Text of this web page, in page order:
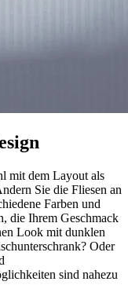
mit dem Layout als
Sie die Fliesen an
Farben und
die Ihrem Geschmack
Look mit dunklen
Oder
sind nahezu